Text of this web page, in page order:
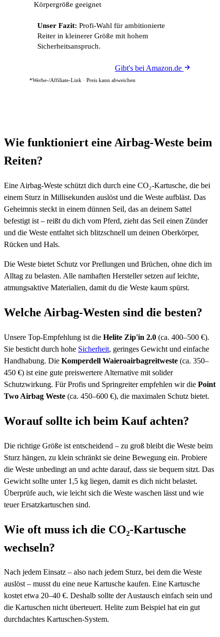
Körpergröße geeignet
Unser Fazit: Profi-Wahl für ambitionierte
Reiter in kleinerer Größe mit hohem
Sicherheitsanspruch.
Gibt's bei Amazon.de
*Werbe-/Affiliate-Link · Preis kann abweichen
Wie funktioniert eine Airbag-Weste beim
Reiten?
Eine Airbag-Weste schützt dich durch eine CO₂-Kartusche, die bei
einem Sturz in Millisekunden auslöst und die Weste aufbläst. Das
Geheimnis steckt in einem dünnen Seil, das an deinem Sattel
befestigt ist – reißt du dich vom Pferd, zieht das Seil einen Zünder
und die Weste entfaltet sich blitzschnell um deinen Oberkörper,
Rücken und Hals.
Die Weste bietet Schutz vor Prellungen und Brüchen, ohne dich im
Alltag zu belasten. Alle namhaften Hersteller setzen auf leichte,
atmungsaktive Materialien, damit du die Weste kaum spürst.
Welche Airbag-Westen sind die besten?
Unsere Top-Empfehlung ist die Helite Zip'in 2.0 (ca. 400–500 €).
Sie besticht durch hohe Sicherheit, geringes Gewicht und einfache
Handhabung. Die Komperdell Waieroairbagreitweste (ca. 350–
450 €) ist eine gute preiswertere Alternative mit solider
Schutzwirkung. Für Profis und Springreiter empfehlen wir die Point
Two Airbag Weste (ca. 450–600 €), die maximalen Schutz bietet.
Worauf sollte ich beim Kauf achten?
Die richtige Größe ist entscheidend – zu groß bleibt die Weste beim
Sturz hängen, zu klein schränkt sie deine Bewegung ein. Probiere
die Weste unbedingt an und achte darauf, dass sie bequem sitzt. Das
Gewicht sollte unter 1,5 kg liegen, damit es dich nicht belastet.
Überprüfe auch, wie leicht sich die Weste waschen lässt und wie
teuer Ersatzkartuschen sind.
Wie oft muss ich die CO₂-Kartusche
wechseln?
Nach jedem Einsatz – also nach jedem Sturz, bei dem die Weste
auslöst – musst du eine neue Kartusche kaufen. Eine Kartusche
kostet etwa 20–40 €. Deshalb sollte der Austausch einfach sein und
die Kartuschen nicht überteuert. Helite zum Beispiel hat ein gut
durchdachtes Kartuschen-System.